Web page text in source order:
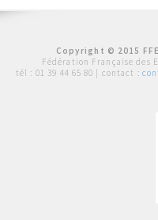
Copyright © 2015
Fédération Française des
tél : 01 39 44 65 80 | contact :